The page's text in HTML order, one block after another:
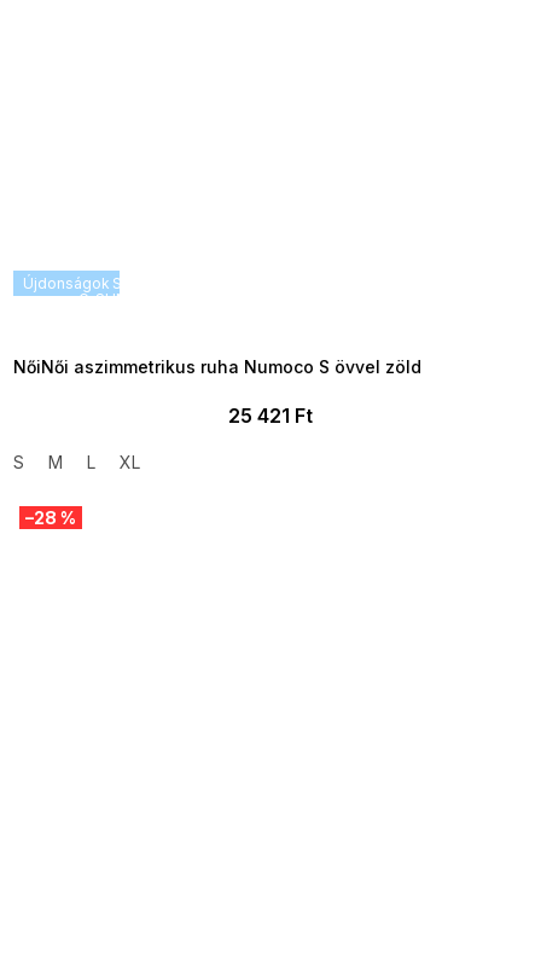
Újdonságok SUMMER SALE -35% ?
G_SUMMER35:35:HUF:P:f!2026-
NőiNői aszimmetrikus ruha Numoco S övvel zöld
25 421 Ft
S M L XL
–28 %